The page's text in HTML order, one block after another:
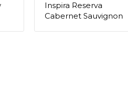
Inspira Reserva
Cabernet Sauvignon